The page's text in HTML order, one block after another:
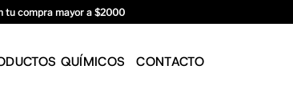
tu compra mayor a $2000
QUÍMICOS CONTACTO